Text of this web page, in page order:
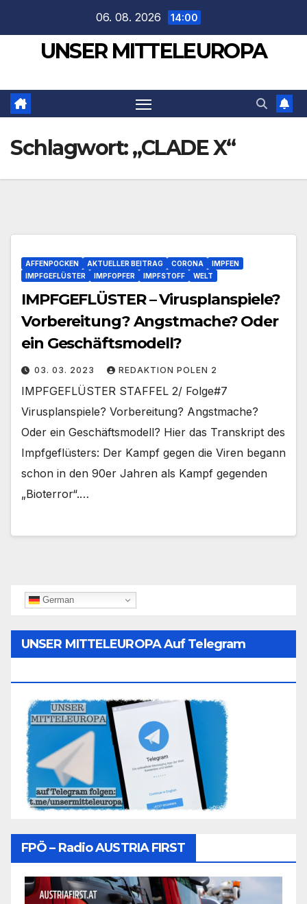
springen
06. 08. 2026 14:00
UNSER MITTELEUROPA
Schlagwort:„CLADE X“
AFFENPOCKEN AKTUELLER BEITRAG CORONA
IMPFEN
IMPFGEFLÜSTER
IMPFOPFER IMPFSTOFF WELT
IMPFGEFLÜSTER – Virusplanspiele?
Vorbereitung? Angstmache? Oder
ein Geschäftsmodell?
03. 03. 2023 REDAKTION POLEN 2
IMPFGEFLÜSTER STAFFEL 2/ Folge#7
Virusplanspiele? Vorbereitung? Angstmache?
Oder ein Geschäftsmodell? Hier das Transkript des
Impfgeflüsters: Der Kampf gegen die Viren begann
schon in den 90er Jahren als Kampf gegenden
„Bioterror“.…
German
UNSER MITTELEUROPA Auf Telegram
FPÖ – Radio AUSTRIA FIRST